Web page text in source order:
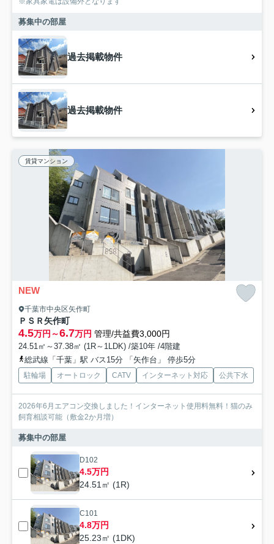
募集中の部屋
過去掲載物件
過去掲載物件
賃貸マンション
NEW
千葉市中央区矢作町
ＰＳＲ矢作町
4.5万円～6.7万円 管理/共益費3,000円
24.51㎡～37.38㎡ (1R～1LDK) /築10年 /4階建
総武線「千葉」駅 バス15分 「矢作台」 停歩5分
駐輪場 オートロック CATV インターネット対応 公共下水
2026年6月エアコン交換しました！インターネット使用料無料！猫のみ
飼育相談可能（敷金2か月増）
募集中の部屋
D102
4.5万円
24.51㎡ (1R)
C101
4.8万円
25.23㎡ (1DK)